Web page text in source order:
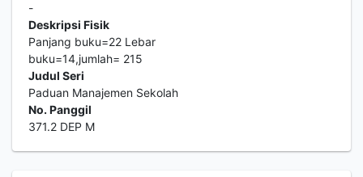
-
Deskripsi Fisik
Panjang buku=22 Lebar
buku=14,jumlah= 215
Judul Seri
Paduan Manajemen Sekolah
No. Panggil
371.2 DEP M